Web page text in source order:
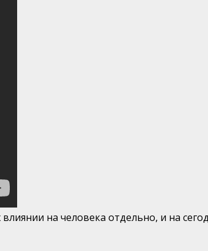
на человека отдельно, и на